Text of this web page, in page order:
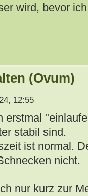
wird, bevor
(Ovum)
12:55
erstmal
stabil sind.
ist normal.
nicht.
nur kurz zur